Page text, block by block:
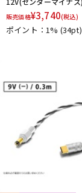
販売価格¥3,740(税込)
ポイント：1% (34pt)